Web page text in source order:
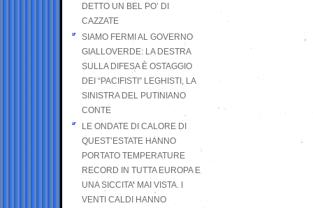
DETTO UN BEL PO’ DI
CAZZATE
SIAMO FERMI AL GOVERNO
GIALLOVERDE: LA DESTRA
SULLA DIFESA È OSTAGGIO
DEI “PACIFISTI” LEGHISTI, LA
SINISTRA DEL PUTINIANO
CONTE
LE ONDATE DI CALORE DI
QUEST’ESTATE HANNO
PORTATO TEMPERATURE
RECORD IN TUTTA EUROPA E
UNA SICCITA’ MAI VISTA. I
VENTI CALDI HANNO